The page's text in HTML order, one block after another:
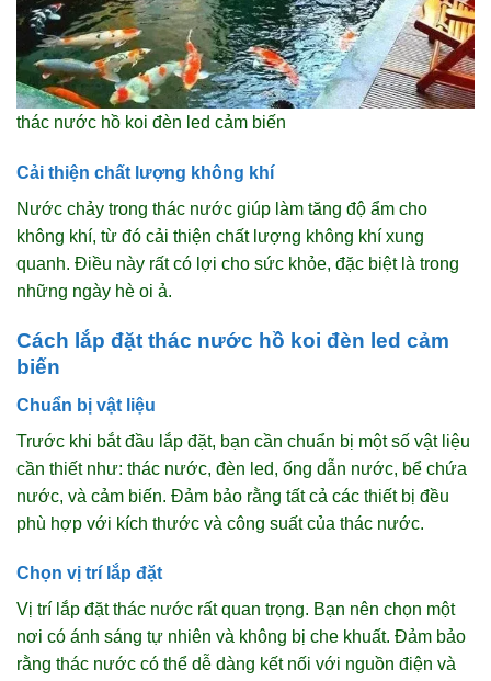
thác nước hồ koi đèn led cảm biến
Cải thiện chất lượng không khí
Nước chảy trong thác nước giúp làm tăng độ ẩm cho
không khí, từ đó cải thiện chất lượng không khí xung
quanh. Điều này rất có lợi cho sức khỏe, đặc biệt là trong
những ngày hè oi ả.
Cách lắp đặt thác nước hồ koi đèn led cảm
biến
Chuẩn bị vật liệu
Trước khi bắt đầu lắp đặt, bạn cần chuẩn bị một số vật liệu
cần thiết như: thác nước, đèn led, ống dẫn nước, bể chứa
nước, và cảm biến. Đảm bảo rằng tất cả các thiết bị đều
phù hợp với kích thước và công suất của thác nước.
Chọn vị trí lắp đặt
Vị trí lắp đặt thác nước rất quan trọng. Bạn nên chọn một
nơi có ánh sáng tự nhiên và không bị che khuất. Đảm bảo
rằng thác nước có thể dễ dàng kết nối với nguồn điện và